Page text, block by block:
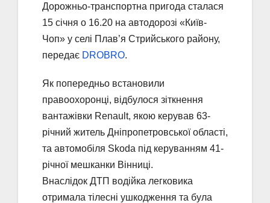
Дорожньо-транспортна пригода сталася
15 січня о 16.20 на автодорозі «Київ-
Чоп» у селі Плав’я Стрийського району,
передає DROBRO.
Як попередньо встановили
правоохоронці, відбулося зіткнення
вантажівки Renault, якою керував 63-
річний житель Дніпропетровської області,
та автомобіля Skoda під керуванням 41-
річної мешканки Вінниці.
Внаслідок ДТП водійка легковика
отримала тілесні ушкодження та була